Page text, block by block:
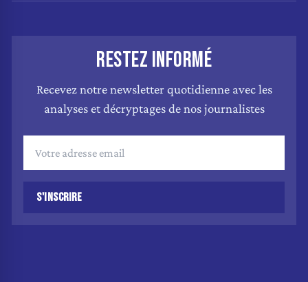
RESTEZ INFORMÉ
Recevez notre newsletter quotidienne avec les
analyses et décryptages de nos journalistes
S'INSCRIRE